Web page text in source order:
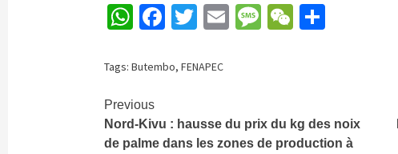
WhatsApp
Facebook
Twitter
EmailMessage
WeChat
Tags:Butembo,FENAPEC
Continue
Reading
Previous
Nord-Kivu : hausse du prix du kg des noix
de palme dans les zones de production à